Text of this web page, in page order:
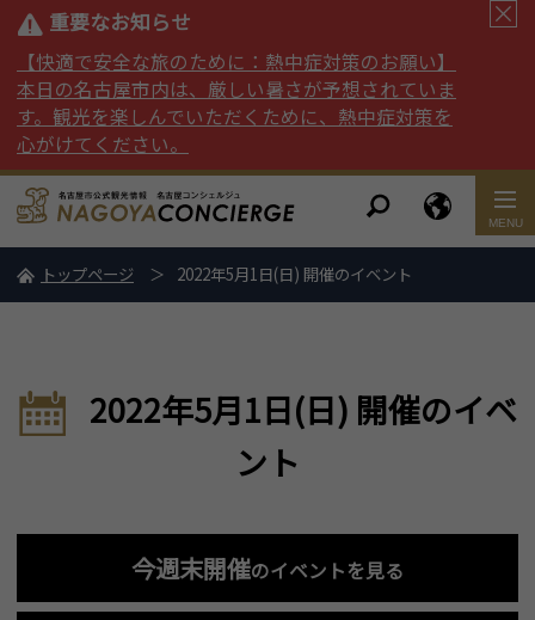
重要なお知らせ
【快適で安全な旅のために：熱中症対策のお願い】
本日の名古屋市内は、厳しい暑さが予想されていま
す。観光を楽しんでいただくために、熱中症対策を
心がけてください。
トップページ 2022年5月1日(日) 開催のイベント
2022年5月1日(日) 開催のイベ
ント
今週末開催のイベントを見る